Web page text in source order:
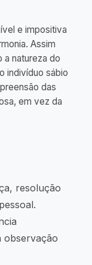
e impositiva
Assim
a natureza do
indivíduo sábio
das
em vez da
resolução
observação